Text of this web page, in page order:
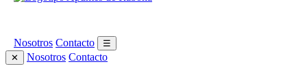
Nosotros Contacto
☰
✕
Nosotros Contacto